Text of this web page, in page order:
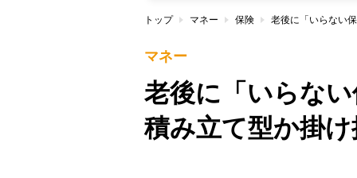
トップ マネー 保険 老後に「いらない
マネー
老後に「いらな
積み立て型か掛